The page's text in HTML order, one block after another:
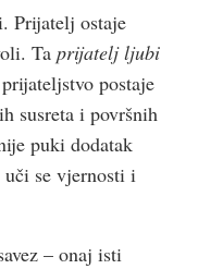
Prijatelj ostaje
Ta prijatelj ljubi
postaje
susreta i površnih
puki dodatak
se vjernosti i
– onaj isti